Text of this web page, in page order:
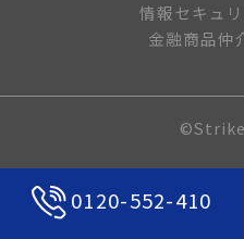
0120-552-410
情報セキュ
金融商品仲